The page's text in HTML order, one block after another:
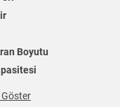
Boyutu
Göster